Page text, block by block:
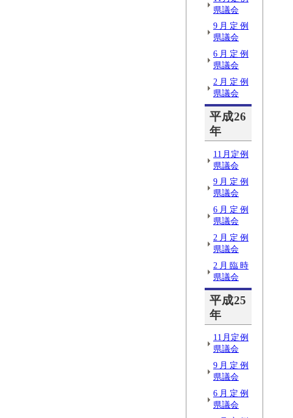
県議会
9月定例
県議会
6月定例
県議会
2月定例
県議会
平成26
年
11月定例
県議会
9月定例
県議会
6月定例
県議会
2月定例
県議会
2月臨時
県議会
平成25
年
11月定例
県議会
9月定例
県議会
6月定例
県議会